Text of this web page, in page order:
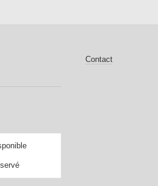
Contact